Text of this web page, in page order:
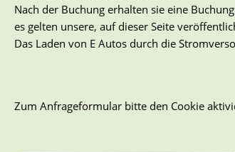
Nach der Buchung erhalten sie eine
es gelten unsere, auf dieser Seite
Das Laden von E Autos durch die
Zum Anfrageformular bitte den Cookie